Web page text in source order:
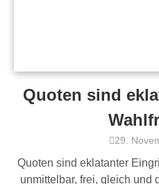
Quoten sind
29.
Quoten sind eklatanter
unmittelbar, frei, gleich und